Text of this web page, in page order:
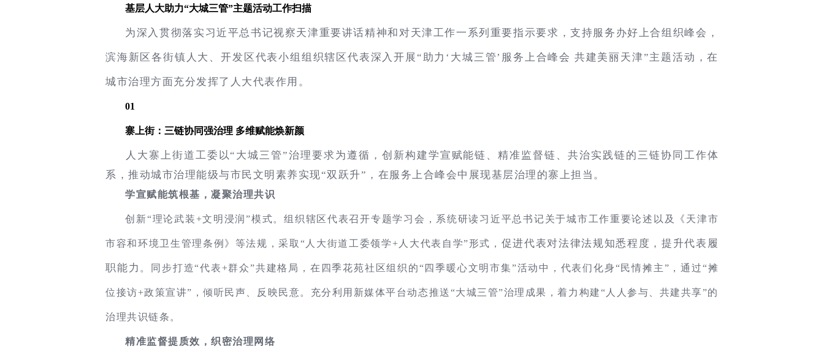
基层人大助力“大城三管”主题活动工作扫描
为深入贯彻落实习近平总书记视察天津重要讲话精神和对天津工作一系列重要指示要求，支持服务办好上合组织峰会，
滨海新区各街镇人大、开发区代表小组组织辖区代表深入开展“助力‘大城三管’服务上合峰会 共建美丽天津”主题活动，在
城市治理方面充分发挥了人大代表作用。
01
寨上街：三链协同强治理 多维赋能焕新颜
人大寨上街道工委以“大城三管”治理要求为遵循，创新构建学宣赋能链、精准监督链、共治实践链的三链协同工作体
系，推动城市治理能级与市民文明素养实现“双跃升”，在服务上合峰会中展现基层治理的寨上担当。
学宣赋能筑根基，凝聚治理共识
创新“理论武装+文明浸润”模式。组织辖区代表召开专题学习会，系统研读习近平总书记关于城市工作重要论述以及《天津市
市容和环境卫生管理条例》等法规，采取“人大街道工委领学+人大代表自学”形式， 促进代表对法律法规知悉程度，提升代表履
职能力 。同步打造“代表+群众”共建格局，在四季花苑社区组织的“四季暖心文明市集”活动中，代表们化身“民情摊主”，通过“摊
位接访+政策宣讲”，倾听民声、反映民意。充分利用新媒体平台动态推送“大城三管”治理成果，着力构建“人人参与、共建共享”的
治理共识链条。
精准监督提质效，织密治理网络